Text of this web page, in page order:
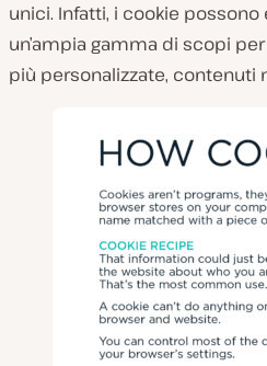
unici. Infatti, i cookie
un’ampia gamma di scopi
più personalizzate, contenuti